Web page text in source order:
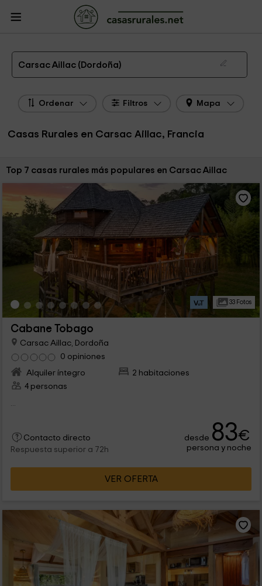
Casas Rurales Francia
Rurales Dordoña
Casas Rurales Carsac Aillac
Las 7 mejores casas rurales en Carsac Aillac de 2026
Carsac Aillac (Dordoña)
Ordenar Filtros Mapa
Casas Rurales en Carsac Aillac, Francia
Ordenar por:
Top 7 casas rurales más populares en Carsac Aillac
33 Fotos
Cabane Tobago
Carsac Aillac, Dordoña
0 opiniones
Alquiler íntegro
2 habitaciones
4 personas
...
Contacto directo
Respuesta superior a 72h
desde 83€
persona y noche
VER OFERTA